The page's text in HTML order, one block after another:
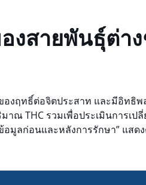
สายพันธุ์ต่าง
งฤทธิ์ต่อจิตประสาท และมีอิทธิพ
ณ THC รวมเพื่อประเมินการเป
มูลก่อนและหลังการรักษา” แสด